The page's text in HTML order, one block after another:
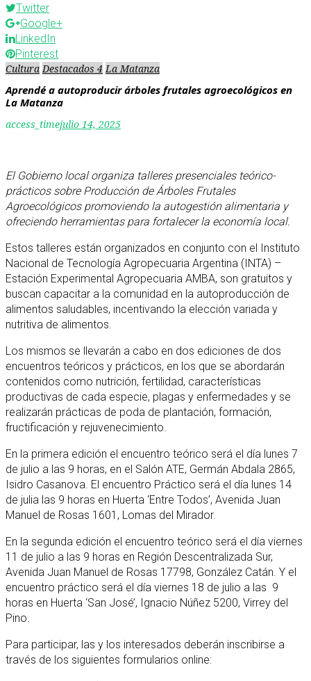
Twitter
Google+
LinkedIn
Pinterest
Cultura Destacados 4 La Matanza
Aprendé a autoproducir árboles frutales agroecológicos en
La Matanza
access_timejulio 14, 2025
El Gobierno local organiza talleres presenciales teórico-
prácticos sobre Producción de Árboles Frutales
Agroecológicos promoviendo la autogestión alimentaria y
ofreciendo herramientas para fortalecer la economía local.
Estos talleres están organizados en conjunto con el Instituto
Nacional de Tecnología Agropecuaria Argentina (INTA) –
Estación Experimental Agropecuaria AMBA, son gratuitos y
buscan capacitar a la comunidad en la autoproducción de
alimentos saludables, incentivando la elección variada y
nutritiva de alimentos.
Los mismos se llevarán a cabo en dos ediciones de dos
encuentros teóricos y prácticos, en los que se abordarán
contenidos como nutrición, fertilidad, características
productivas de cada especie, plagas y enfermedades y se
realizarán prácticas de poda de plantación, formación,
fructificación y rejuvenecimiento.
En la primera edición el encuentro teórico será el día lunes 7
de julio a las 9 horas, en el Salón ATE, Germán Abdala 2865,
Isidro Casanova. El encuentro Práctico será el día lunes 14
de julia las 9 horas en Huerta ‘Entre Todos’, Avenida Juan
Manuel de Rosas 1601, Lomas del Mirador.
En la segunda edición el encuentro teórico será el día viernes
11 de julio a las 9 horas en Región Descentralizada Sur,
Avenida Juan Manuel de Rosas 17798, González Catán. Y el
encuentro práctico será el día viernes 18 de julio a las 9
horas en Huerta ‘San José’, Ignacio Núñez 5200, Virrey del
Pino.
Para participar, las y los interesados deberán inscribirse a
través de los siguientes formularios online: